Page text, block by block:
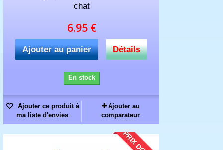
chat
6.95 €
Ajouter au panier Détails
En stock
Ajouter ce produit à
ma liste d'envies
Ajouter au
comparateur